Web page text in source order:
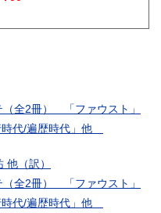
全2冊） 「ファウスト」
時代/遍歴時代」他
（訳）
全2冊） 「ファウスト」
時代/遍歴時代」他